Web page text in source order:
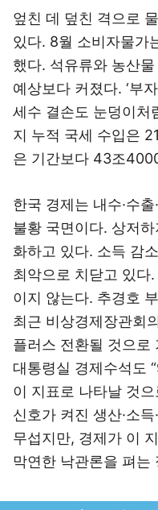
엎친 데 덮친 격으로
있다. 8월 소비자물가
했다. 석유류와 농산
예상보다 커졌다. ‘부
세수 결손도 눈덩이처
지 누적 국세 수입은
은 기간보다 43조
한국 경제는 내수·수
불황 국면이다. 상저하
화하고 있다. 소득 감
최악으로 치닫고 있다
이지 않는다. 추경호
최근 비상경제장관회
플러스 전환될 것으로
대통령실 경제수석도
이 지표로 나타날 것
신호가 켜진 생산·소
무섭지만, 경제가 이
막연한 낙관론을 펴는